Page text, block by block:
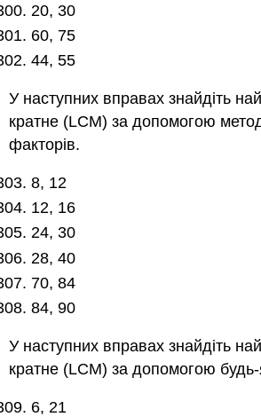
20, 30
60, 75
44, 55
У наступних вправах знайдіть
кратне (LCM) за допомогою
факторів.
8, 12
12, 16
24, 30
28, 40
70, 84
84, 90
У наступних вправах знайдіть
кратне (LCM) за допомогою будь-
6, 21